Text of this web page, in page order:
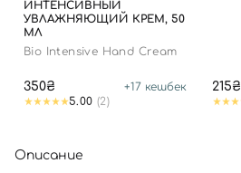
ИНТЕНСИВНЫЙ
УВЛАЖНЯЮЩИЙ КРЕМ, 50
МЛ
Bio Intensive Hand Cream
350₴ +17 кешбек
5.00 (2)
215₴
Описание